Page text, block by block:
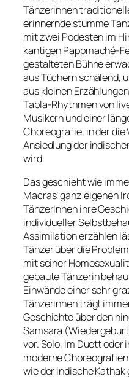
Tänzerinnen
erinnernde stumme
mit zwei Podesten im
kantigen Pappmaché-
gestalteten Bühne
aus Tüchern schälend,
aus kleinen
Tabla-Rhythmen von
Musikern und einer
Choreografie, in der
Ansiedlung der
wird.
Das geschieht wie
Macras‘ ganz eigenen
TänzerInnen ihre
individueller
Assimilation erzählen
Tänzer über die
mit seiner
gebaute Tänzerin
Einwände einer sehr
Tänzerinnen trägt
Geschichte über den
Samsara
vor. Solo, im Duett oder
moderne
wie der indische Kathak